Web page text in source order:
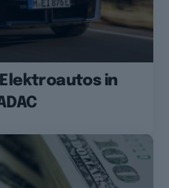
Elektroautos in